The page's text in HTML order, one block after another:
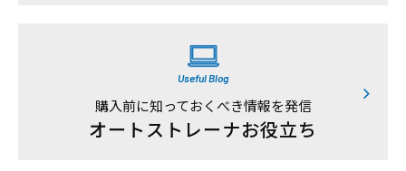
Useful Blog
購入前に知っておくべき情報を発信
オートストレーナお役立ち